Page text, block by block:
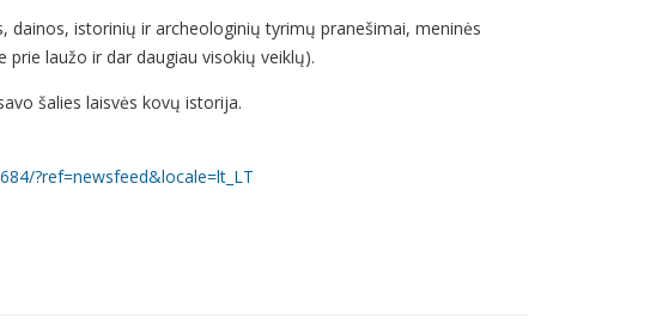
dainos, istorinių ir archeologinių tyrimų pranešimai, meninės
prie laužo ir dar daugiau visokių veiklų).
šalies laisvės kovų istorija.
?ref=newsfeed&locale=lt_LT